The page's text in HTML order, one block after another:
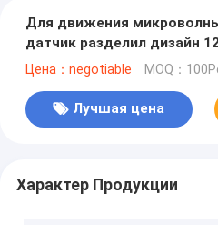
Для движения
датчик разделил дизайн
Цена：negotiable MOQ：
Лучшая цена
Характер Продукции